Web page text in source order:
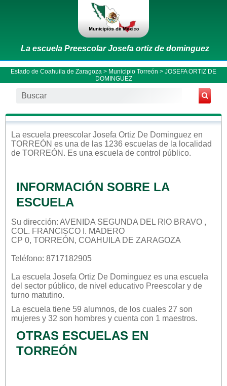
La escuela Preescolar Josefa ortiz de dominguez
Estado de Coahuila de Zaragoza > Municipio Torreón > JOSEFA ORTIZ DE
DOMINGUEZ
La escuela preescolar Josefa Ortiz De Dominguez en
TORREÓN es una de las 1236 escuelas de la localidad
de TORREÓN . Es una escuela de control público.
INFORMACIÓN SOBRE LA
ESCUELA
Su dirección: AVENIDA SEGUNDA DEL RIO BRAVO ,
COL. FRANCISCO I. MADERO
CP 0, TORREÓN, COAHUILA DE ZARAGOZA
Teléfono: 8717182905
La escuela Josefa Ortiz De Dominguez es una escuela
del sector público, de nivel educativo Preescolar y de
turno matutino.
La escuela tiene 59 alumnos, de los cuales 27 son
mujeres y 32 son hombres y cuenta con 1 maestros.
OTRAS ESCUELAS EN
TORREÓN